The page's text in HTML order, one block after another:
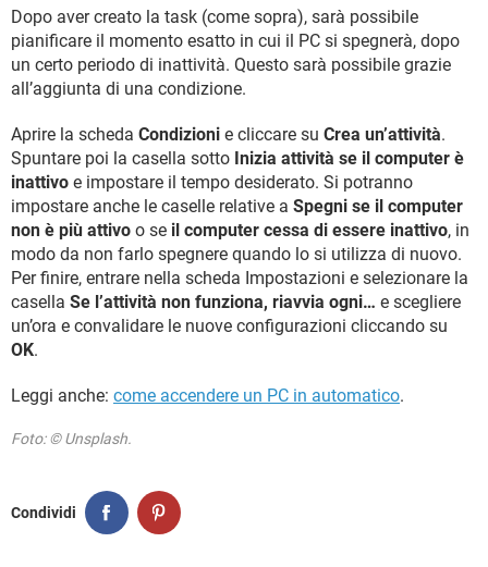
Dopo aver creato la task (come sopra), sarà possibile
pianificare il momento esatto in cui il PC si spegnerà, dopo
un certo periodo di inattività. Questo sarà possibile grazie
all’aggiunta di una condizione.
Aprire la scheda Condizioni e cliccare su Crea un’attività.
Spuntare poi la casella sotto Inizia attività se il computer è
inattivo e impostare il tempo desiderato. Si potranno
impostare anche le caselle relative a Spegni se il computer
non è più attivo o se il computer cessa di essere inattivo, in
modo da non farlo spegnere quando lo si utilizza di nuovo.
Per finire, entrare nella scheda Impostazioni e selezionare la
casella Se l’attività non funziona, riavvia ogni… e scegliere
un’ora e convalidare le nuove configurazioni cliccando su
OK.
Leggi anche: come accendere un PC in automatico.
Foto: © Unsplash.
Condividi